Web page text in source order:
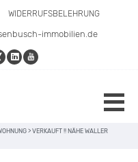
WIDERRUFSBELEHRUNG
immobilien.de
> VERKAUFT !! NÄHE WALLER